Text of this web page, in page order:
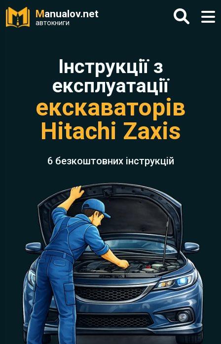
Manualov.net
автокниги
Інструкції з
експлуатації
екскаваторів
Hitachi Zaxis
6 безкоштовних інструкцій